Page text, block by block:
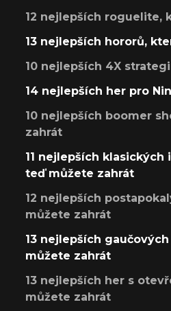
12 nejlepších roguelite,
13 nejlepších hororů,
10 nejlepších 4X
14 nejlepších her pro
10 nejlepších boomer
zahrát
11 nejlepších klasických
teď můžete zahrát
12 nejlepších
můžete zahrát
13 nejlepších
můžete zahrát
13 nejlepších her s
můžete zahrát